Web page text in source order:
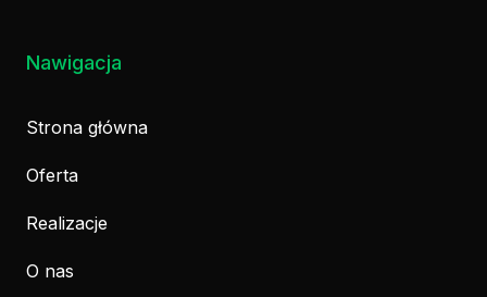
Nawigacja
Strona główna
Oferta
Realizacje
O nas